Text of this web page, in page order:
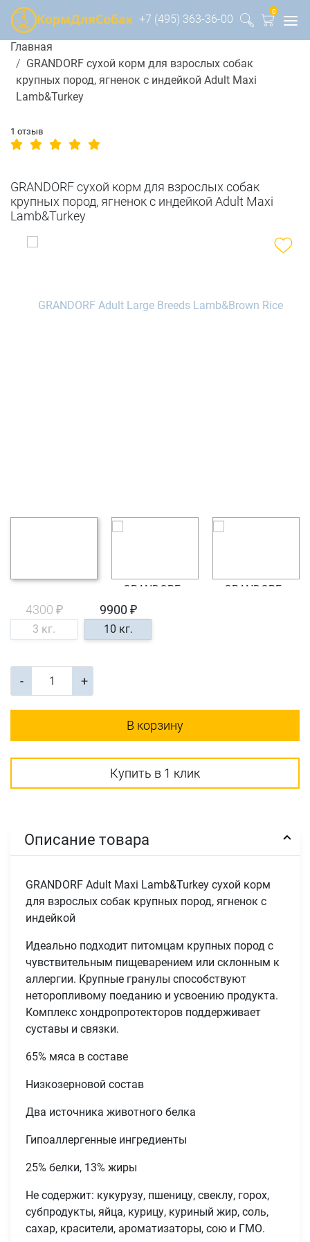
+7 (495) 363-36-00
0
Главная
GRANDORF сухой корм для взрослых собак
крупных пород, ягненок с индейкой Adult Maxi
Lamb&Turkey
1 отзыв
GRANDORF сухой корм для взрослых собак
крупных пород, ягненок с индейкой Adult Maxi
Lamb&Turkey
4300 ₽
3 кг.
9900 ₽
10 кг.
- +
В корзину
Купить в 1 клик
Описание товара
GRANDORF Adult Maxi Lamb&Turkey сухой корм
для взрослых собак крупных пород, ягненок с
индейкой
Идеально подходит питомцам крупных пород с
чувствительным пищеварением или склонным к
аллергии. Крупные гранулы способствуют
неторопливому поеданию и усвоению продукта.
Комплекс хондропротекторов поддерживает
суставы и связки.
65% мяса в составе
Низкозерновой состав
Два источника животного белка
Гипоаллергенные ингредиенты
25% белки, 13% жиры
Не содержит: кукурузу, пшеницу, свеклу, горох,
субпродукты, яйца, курицу, куриный жир, соль,
сахар, красители, ароматизаторы, сою и ГМО.